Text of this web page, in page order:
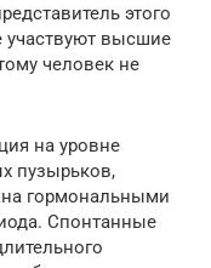
этого
участвуют высшие
человек не
на уровне
пузырьков,
гормональными
Спонтанные